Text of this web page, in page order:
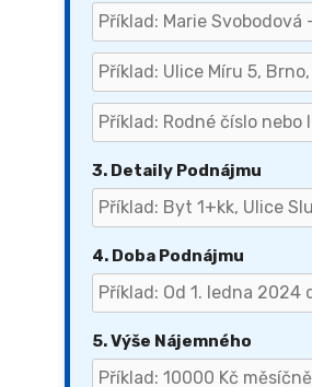
3. Detaily Podnájmu
4. Doba Podnájmu
5. Výše Nájemného